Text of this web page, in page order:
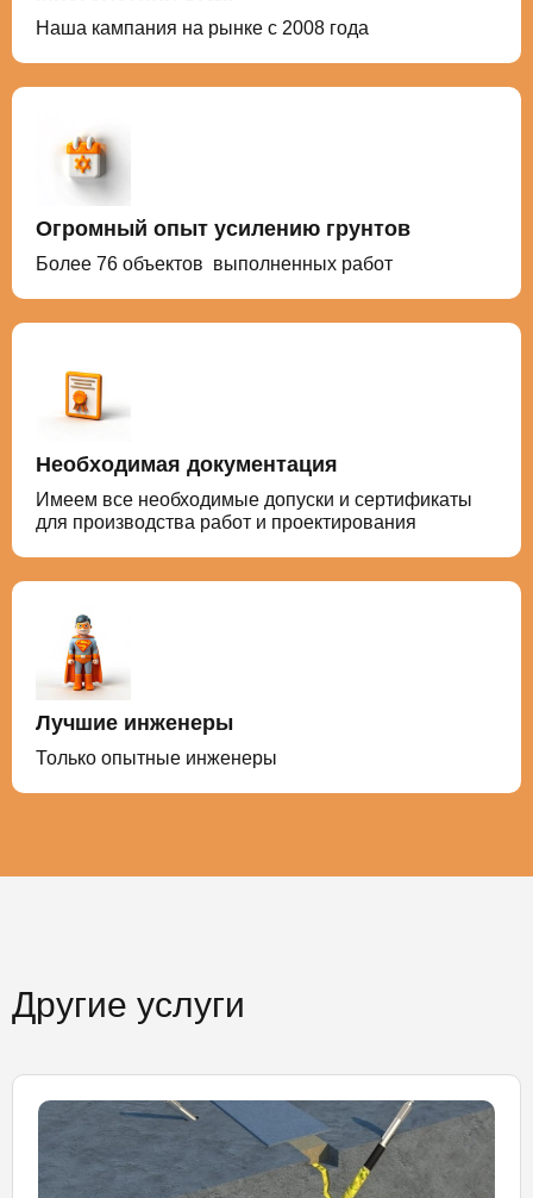
Наша кампания на рынке с 2008 года
Огромный опыт усилению грунтов
Более 76 объектов выполненных работ
Необходимая документация
Имеем все необходимые допуски и сертификаты
для производства работ и проектирования
Лучшие инженеры
Только опытные инженеры
Другие услуги